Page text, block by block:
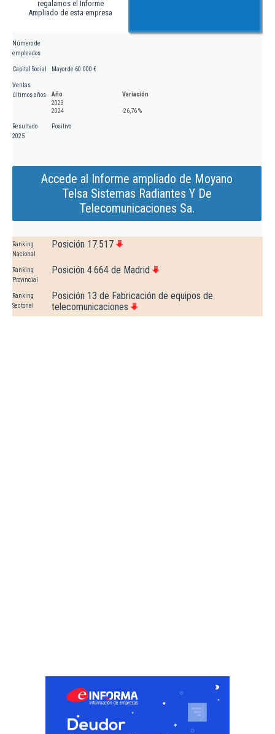
regalamos el Informe
Ampliado de esta empresa
Número de
empleados
Capital Social Mayor de 60.000 €
Ventas
últimos años
Año
Variación
2023
2024
-26,76 %
Resultado
2025
Positivo
Accede al Informe ampliado de Moyano
Telsa Sistemas Radiantes Y De
Telecomunicaciones Sa.
Ranking
Nacional
Posición 17.517
Ranking
Provincial
Posición 4.664 de Madrid
Ranking
Sectorial
Posición 13 de Fabricación de equipos de
telecomunicaciones